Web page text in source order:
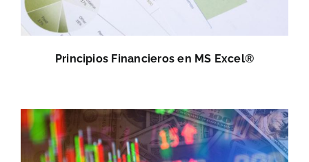
Principios Financieros en MS Excel®